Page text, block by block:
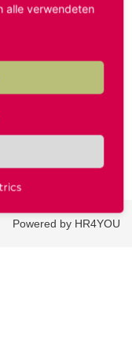
Powered by HR4YOU
alle verwendeten